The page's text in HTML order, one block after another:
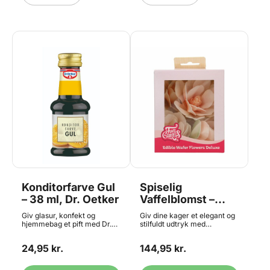
altid at benytte en
Konditorfarve Gul
– 38 ml, Dr. Oetker
Giv glasur, konfekt og
hjemmebag et pift med Dr.
blev før i tiden omtalt som
længere er tilladt i Danmark.
24,95 kr.
Spiselig
Vaffelblomst –
Magnolia Hvid 6
stk, FunCakes
Giv dine kager et elegant og
stilfuldt udtryk med
hvide magnoliablomster er
og er klar til brug – en nem
144,95 kr.